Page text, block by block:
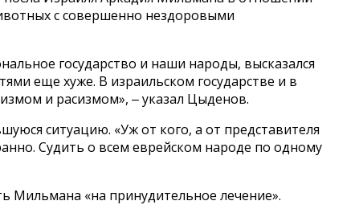
с совершенно нездоровыми
государство и наши народы, высказался
еще хуже. В израильском государстве и в
и расизмом», ‒ указал Цыденов.
ситуацию. «Уж от кого, а от представителя
Судить о всем еврейском народе по одному
Мильмана «на принудительное лечение».